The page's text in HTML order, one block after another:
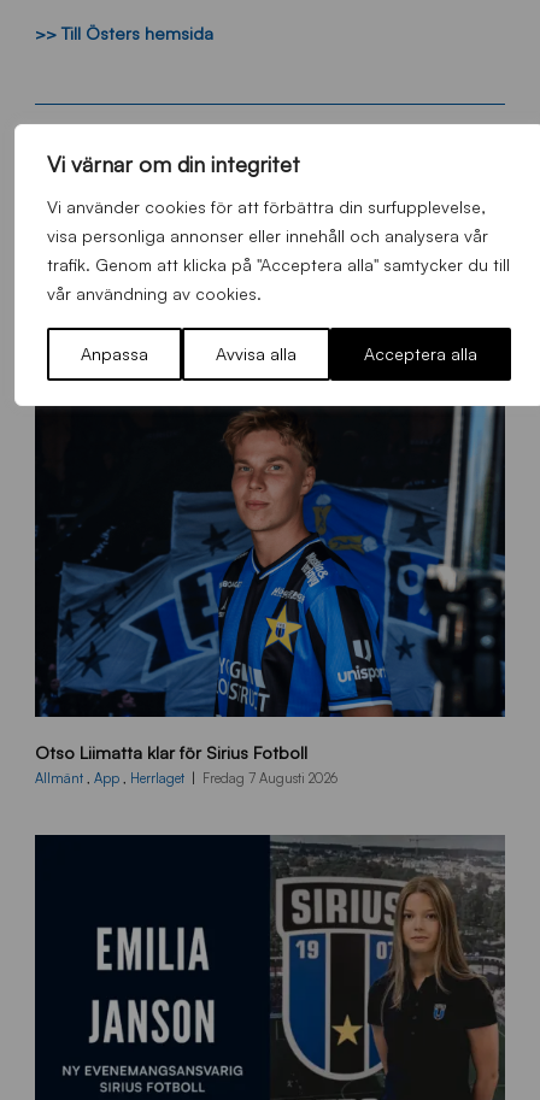
Vi värnar om din integritet
Vi använder cookies för att förbättra din surfupplevelse,
visa personliga annonser eller innehåll och analysera vår
trafik. Genom att klicka på "Acceptera alla" samtycker du till
vår användning av cookies.
Anpassa Avvisa alla Acceptera alla
>> Till Östers hemsida
FLER NYHETER
Alla nyheter
L
_
Otso Liimatta klar för Sirius Fotboll
Allmänt , App , Herrlaget Fredag 7 Augusti 2026